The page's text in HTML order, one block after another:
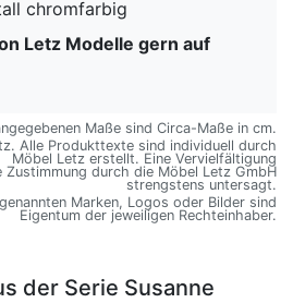
chromfarbig
Letz Modelle gern auf
Maße sind Circa-Maße in cm.
Alle Produkttexte sind individuell durch
Möbel Letz erstellt. Eine Vervielfältigung
durch die Möbel Letz GmbH
strengstens untersagt.
Marken, Logos oder Bilder sind
Eigentum der jeweiligen Rechteinhaber.
der Serie Susanne